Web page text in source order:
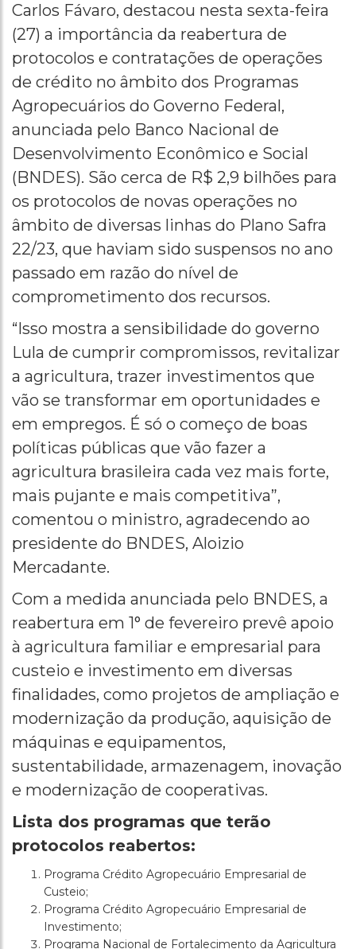
Carlos Fávaro, destacou nesta sexta-feira
(27) a importância da reabertura de
protocolos e contratações de operações
de crédito no âmbito dos Programas
Agropecuários do Governo Federal,
anunciada pelo Banco Nacional de
Desenvolvimento Econômico e Social
(BNDES). São cerca de R$ 2,9 bilhões para
os protocolos de novas operações no
âmbito de diversas linhas do Plano Safra
22/23, que haviam sido suspensos no ano
passado em razão do nível de
comprometimento dos recursos.
“Isso mostra a sensibilidade do governo
Lula de cumprir compromissos, revitalizar
a agricultura, trazer investimentos que
vão se transformar em oportunidades e
em empregos. É só o começo de boas
políticas públicas que vão fazer a
agricultura brasileira cada vez mais forte,
mais pujante e mais competitiva”,
comentou o ministro, agradecendo ao
presidente do BNDES, Aloizio
Mercadante.
Com a medida anunciada pelo BNDES, a
reabertura em 1° de fevereiro prevê apoio
à agricultura familiar e empresarial para
custeio e investimento em diversas
finalidades, como projetos de ampliação e
modernização da produção, aquisição de
máquinas e equipamentos,
sustentabilidade, armazenagem, inovação
e modernização de cooperativas.
Lista dos programas que terão
protocolos reabertos:
Programa Crédito Agropecuário Empresarial de
Custeio;
Programa Crédito Agropecuário Empresarial de
Investimento;
Programa Nacional de Fortalecimento da Agricultura